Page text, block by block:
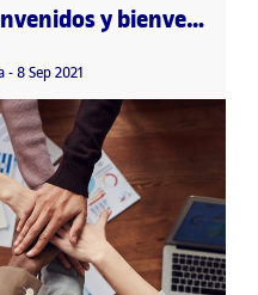
¡Bienvenidos y bienvenidas!
por
-Fecha de publicación
8 Sep 2021